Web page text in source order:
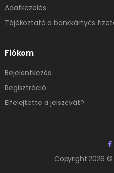
Adatkezelés
Tájékoztató a bankkártyás
Fiókom
Bejelentkezés
Regisztráció
Elfelejtette a jelszavát?
Copyright 2026 ©